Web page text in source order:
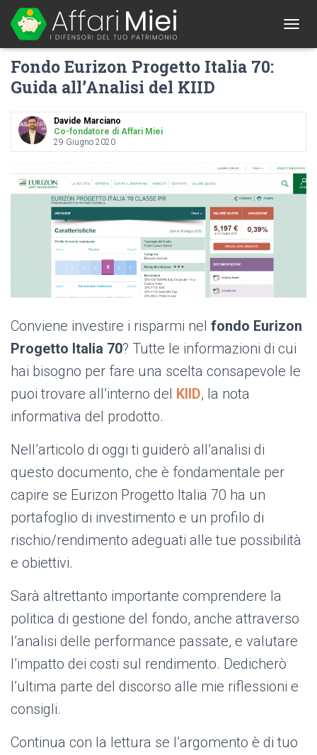
O
N
G
T
Fondo Eurizon Progetto Italia 70:
Guida all’Analisi del KIID
Davide Marciano
Co-fondatore di Affari Miei
29 Giugno 2020
Conviene investire i risparmi nel fondo Eurizon
Progetto Italia 70? Tutte le informazioni di cui
hai bisogno per fare una scelta consapevole le
puoi trovare all’interno del KIID, la nota
informativa del prodotto.
Nell’articolo di oggi ti guiderò all’analisi di
questo documento, che è fondamentale per
capire se Eurizon Progetto Italia 70 ha un
portafoglio di investimento e un profilo di
rischio/rendimento adeguati alle tue possibilità
e obiettivi.
Sarà altrettanto importante comprendere la
politica di gestione del fondo, anche attraverso
l’analisi delle performance passate, e valutare
l’impatto dei costi sul rendimento. Dedicherò
l’ultima parte del discorso alle mie riflessioni e
consigli.
Continua con la lettura se l’argomento è di tuo